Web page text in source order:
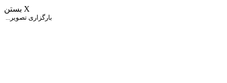
بستن X
...بارگزاری تصویر